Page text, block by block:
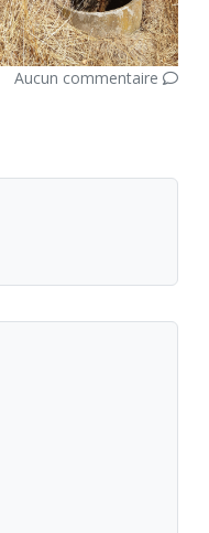
Aucun commentaire